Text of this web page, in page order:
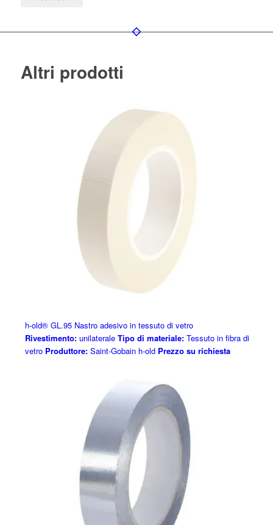
Altri prodotti
h-old® GL.95 Nastro adesivo in tessuto di vetro
Rivestimento:unilaterale Tipo di materiale:Tessuto in fibra di
vetro Produttore:Saint-Gobain h-old Prezzo su richiesta